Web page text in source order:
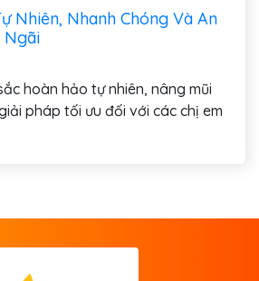
Nhiên, Nhanh Chóng Và An
Ngãi
hoàn hảo tự nhiên, nâng mũi
pháp tối ưu đối với các chị em